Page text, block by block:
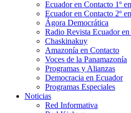
Ecuador en Contacto 1º
Ecuador en Contacto 2º
Ágora Democrática
Radio Revista Ecuador
Chaskinakuy
Amazonía en Contacto
Voces de la Panamazonía
Programas y Alianzas
Democracia en Ecuador
Programas Especiales
Noticias
Red Informativa